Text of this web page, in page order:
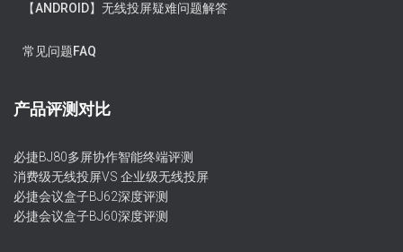
【ANDROID】无线投屏疑难问题解答
常见问题FAQ
产品评测对比
必捷BJ80多屏协作智能终端评测
消费级无线投屏VS 企业级无线投屏
必捷会议盒子BJ62深度评测
必捷会议盒子BJ60深度评测